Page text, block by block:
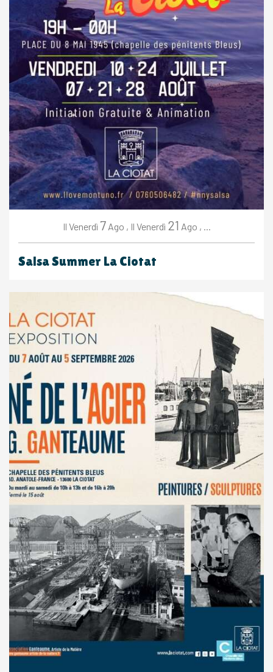
Il Venerdì 7 Ago , Il Venerdì 21 Ago , ...
Salsa Summer La Ciotat